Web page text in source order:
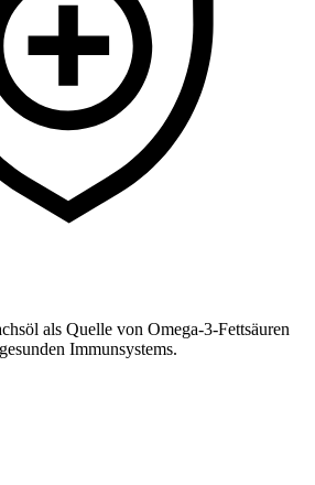
als Quelle von Omega-3-Fettsäuren
Immunsystems.